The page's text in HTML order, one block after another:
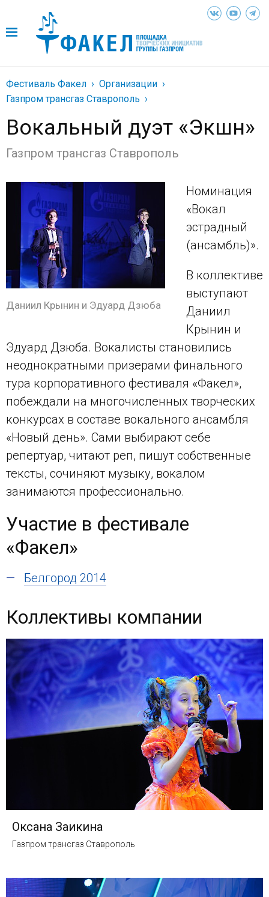
Фестиваль Факел
Организации
Газпром трансгаз Ставрополь
Вокальный дуэт «Экшн»
Газпром трансгаз Ставрополь
Даниил Крынин и Эдуард Дзюба
Номинация
«Вокал
эстрадный
(ансамбль)».
В коллективе
выступают
Даниил
Крынин и
Эдуард Дзюба. Вокалисты становились
неоднократными призерами финального
тура корпоративного фестиваля «Факел»,
побеждали на многочисленных творческих
конкурсах в составе вокального ансамбля
«Новый день». Сами выбирают себе
репертуар, читают реп, пишут собственные
тексты, сочиняют музыку, вокалом
занимаются профессионально.
Участие в фестивале
«Факел»
Белгород 2014
Коллективы компании
Оксана Заикина
Газпром трансгаз Ставрополь